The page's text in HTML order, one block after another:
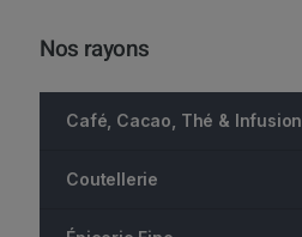
Nos rayons
Café, Cacao, Thé & Infusion
Coutellerie